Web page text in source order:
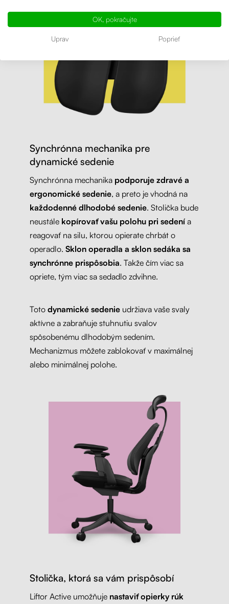
Synchrónna mechanika pre
dynamické sedenie
Synchrónna mechanika podporuje zdravé a
ergonomické sedenie, a preto je vhodná na
každodenné dlhodobé sedenie. Stolička bude
neustále kopírovať vašu polohu pri sedenía
reagovať na silu, ktorou opierate chrbát o
operadlo. Sklon operadla a sklon sedáka sa
synchrónne prispôsobia. Takže čím viac sa
opriete, tým viac sa sedadlo zdvihne.
Toto dynamické sedenieudržiava vaše svaly
aktívne a zabraňuje stuhnutiu svalov
spôsobenému dlhodobým sedením.
Mechanizmus môžete zablokovať v maximálnej
alebo minimálnej polohe.
Stolička, ktorá sa vám prispôsobí
Liftor Active umožňuje nastaviť opierky rúk
OK, pokračujte
Uprav Poprieť